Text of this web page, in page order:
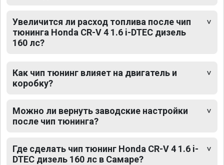
Увеличится ли расход топлива после чип
тюнинга Honda CR-V 4 1.6 i-DTEC дизель
160 лс?
Как чип тюнинг влияет на двигатель и
коробку?
Можно ли вернуть заводские настройки
после чип тюнинга?
Где сделать чип тюнинг Honda CR-V 4 1.6 i-
DTEC дизель 160 лс в Самаре?